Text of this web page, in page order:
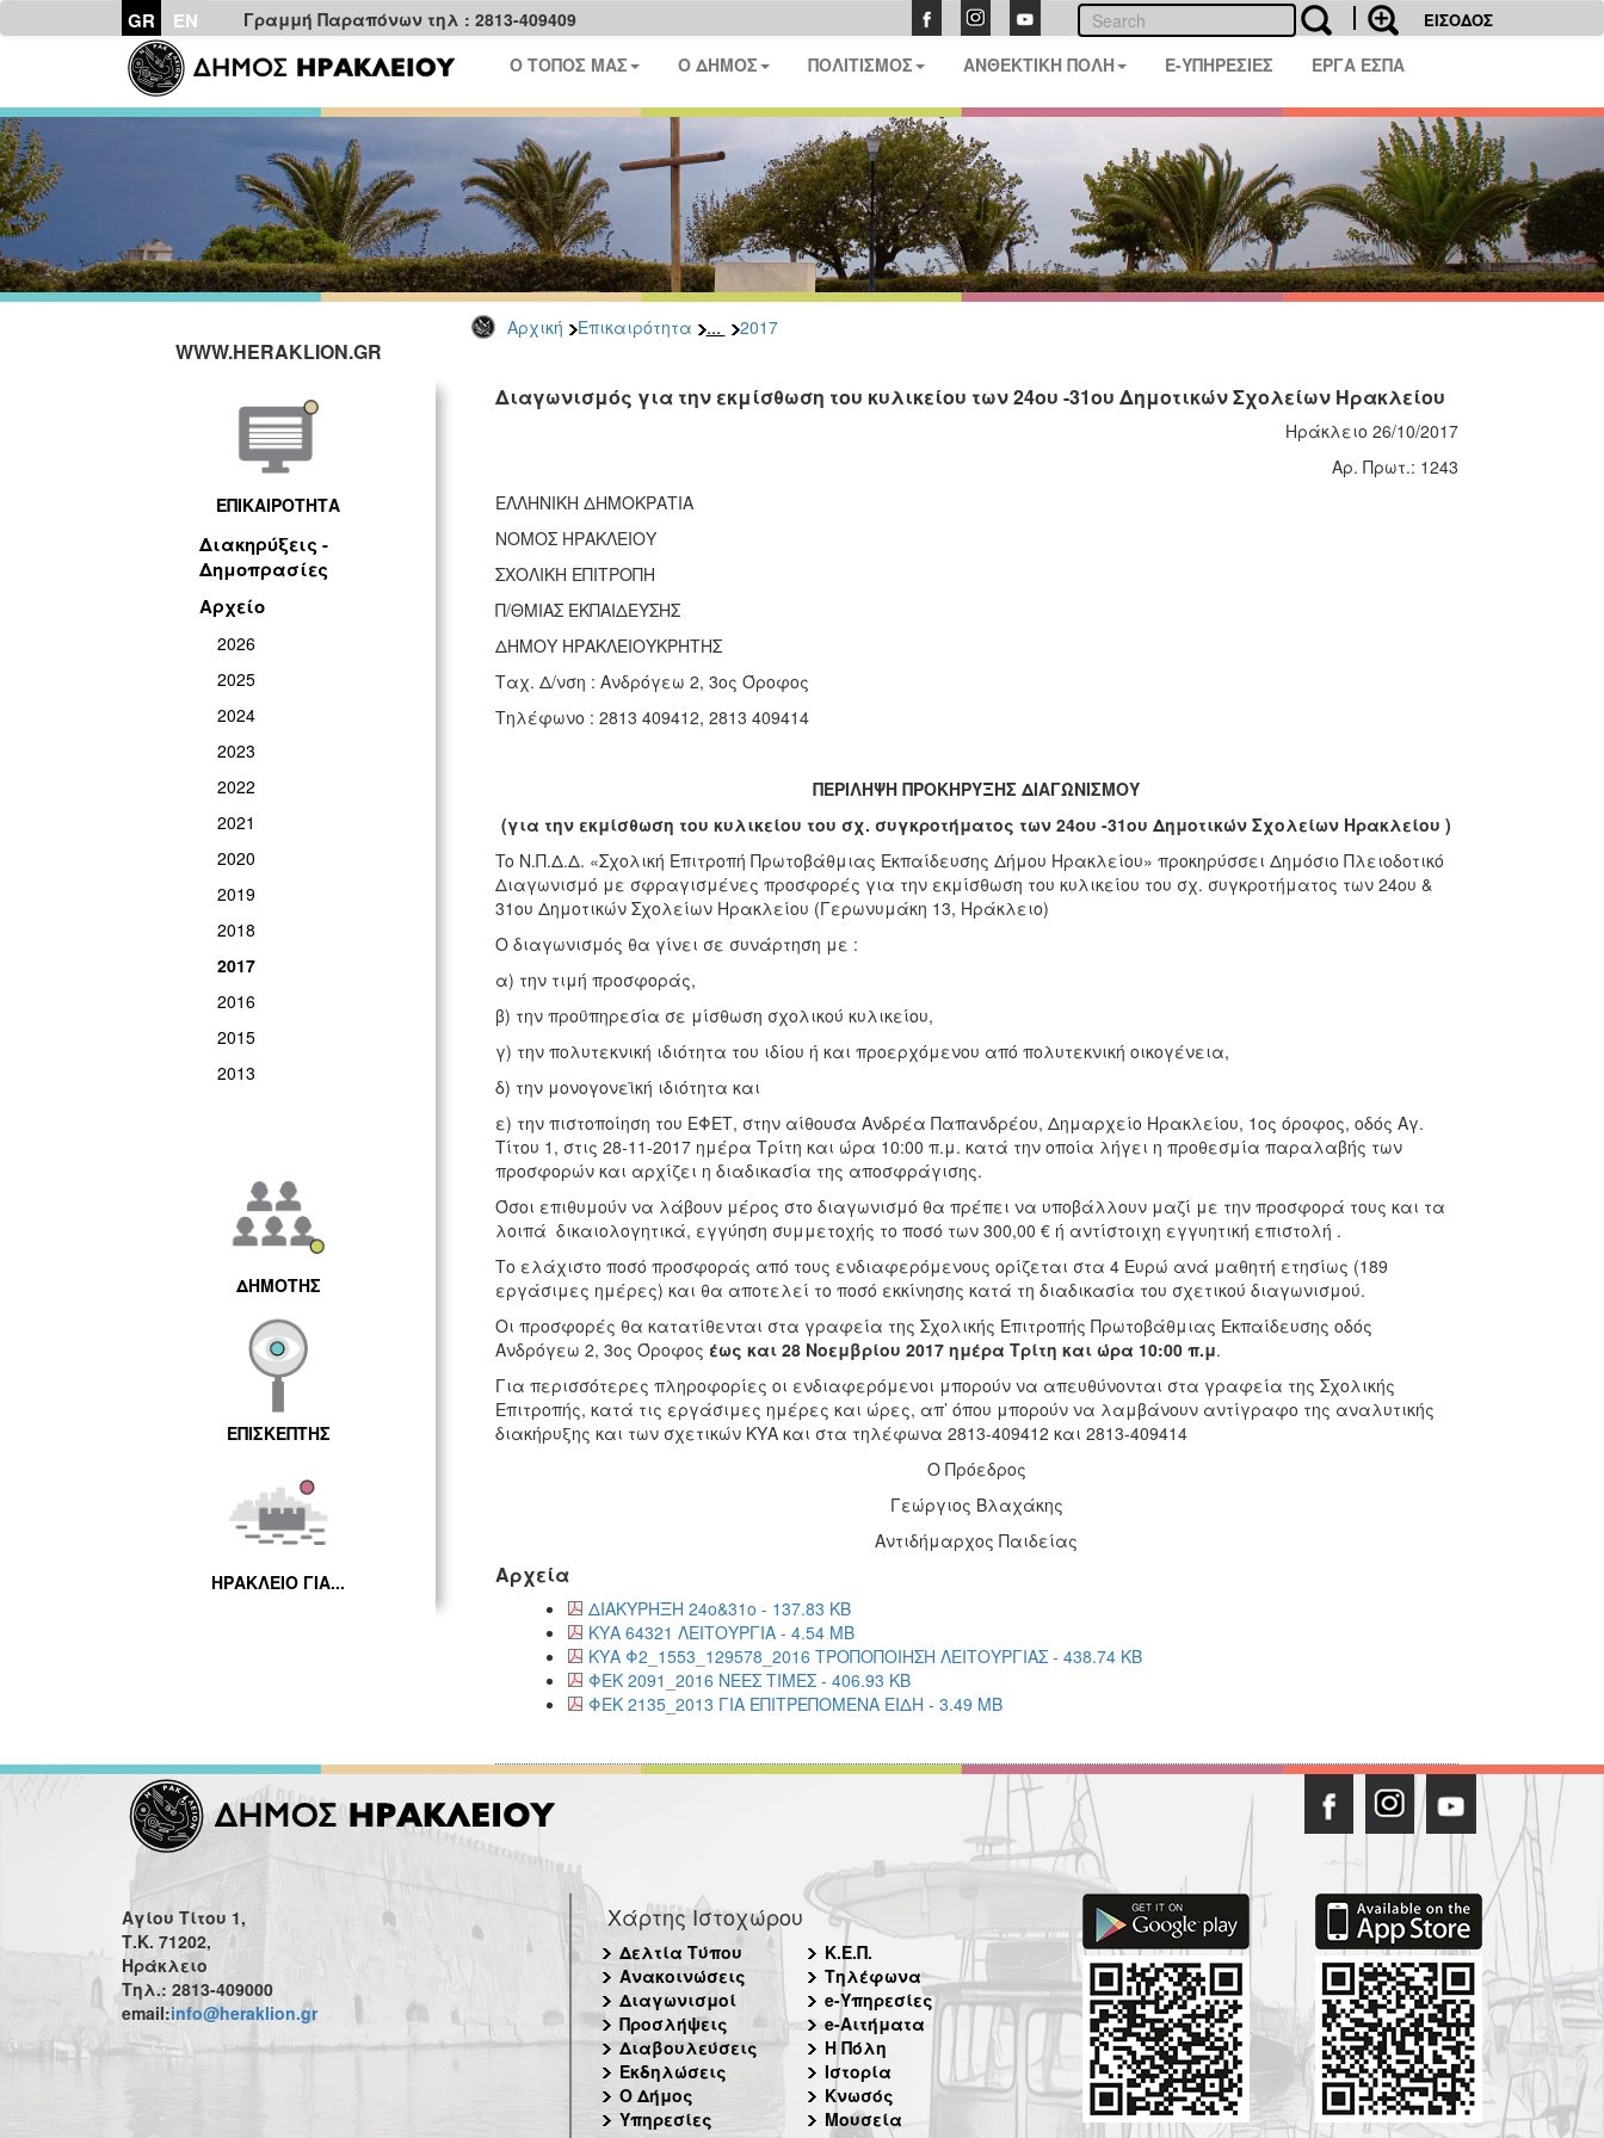
GR EN Γραμμή Παραπόνων τηλ : 2813-409409 ΕΙΣΟΔΟΣ
Ο ΤΟΠΟΣ ΜΑΣ Ο ΔΗΜΟΣ ΠΟΛΙΤΙΣΜΟΣ ΑΝΘΕΚΤΙΚΗ ΠΟΛΗ E-ΥΠΗΡΕΣΙΕΣ ΕΡΓΑ ΕΣΠΑ
Αρχική Επικαιρότητα ... 2017
WWW.HERAKLION.GR
ΕΠΙΚΑΙΡΟΤΗΤΑ
Διακηρύξεις -
Δημοπρασίες
Αρχείο
2026
2025
2024
2023
2022
2021
2020
2019
2018
2017
2016
2015
2013
ΔΗΜΟΤΗΣ
ΕΠΙΣΚΕΠΤΗΣ
ΗΡΑΚΛΕΙΟ ΓΙΑ...
Διαγωνισμός για την εκμίσθωση του κυλικείου των 24ου -31ου Δημοτικών Σχολείων Ηρακλείου
Ηράκλειο 26/10/2017
Αρ. Πρωτ.: 1243
ΕΛΛΗΝΙΚΗ ΔΗΜΟΚΡΑΤΙΑ
ΝΟΜΟΣ ΗΡΑΚΛΕΙΟΥ
ΣΧΟΛΙΚΗ ΕΠΙΤΡΟΠΗ
Π/ΘΜΙΑΣ ΕΚΠΑΙΔΕΥΣΗΣ
ΔΗΜΟΥ ΗΡΑΚΛΕΙΟΥΚΡΗΤΗΣ
Ταχ. Δ/νση : Ανδρόγεω 2, 3ος Όροφος
Τηλέφωνο : 2813 409412, 2813 409414
ΠΕΡΙΛΗΨΗ ΠΡΟΚΗΡΥΞΗΣ ΔΙΑΓΩΝΙΣΜΟΥ
(για την εκμίσθωση του κυλικείου του σχ. συγκροτήματος των 24ου -31ου Δημοτικών Σχολείων Ηρακλείου )
To Ν.Π.Δ.Δ. «Σχολική Επιτροπή Πρωτοβάθμιας Εκπαίδευσης Δήμου Ηρακλείου» προκηρύσσει Δημόσιο Πλειοδοτικό
Διαγωνισμό με σφραγισμένες προσφορές για την εκμίσθωση του κυλικείου του σχ. συγκροτήματος των 24ου &
31ου Δημοτικών Σχολείων Ηρακλείου (Γερωνυμάκη 13, Ηράκλειο)
Ο διαγωνισμός θα γίνει σε συνάρτηση με :
α) την τιμή προσφοράς,
β) την προϋπηρεσία σε μίσθωση σχολικού κυλικείου,
γ) την πολυτεκνική ιδιότητα του ιδίου ή και προερχόμενου από πολυτεκνική οικογένεια,
δ) την μονογονεϊκή ιδιότητα και
ε) την πιστοποίηση του ΕΦΕΤ, στην αίθουσα Ανδρέα Παπανδρέου, Δημαρχείο Ηρακλείου, 1ος όροφος, οδός Αγ.
Τίτου 1, στις 28-11-2017 ημέρα Τρίτη και ώρα 10:00 π.μ. κατά την οποία λήγει η προθεσμία παραλαβής των
προσφορών και αρχίζει η διαδικασία της αποσφράγισης.
Όσοι επιθυμούν να λάβουν μέρος στο διαγωνισμό θα πρέπει να υποβάλλουν μαζί με την προσφορά τους και τα
λοιπά δικαιολογητικά, εγγύηση συμμετοχής το ποσό των 300,00 € ή αντίστοιχη εγγυητική επιστολή .
Το ελάχιστο ποσό προσφοράς από τους ενδιαφερόμενους ορίζεται στα 4 Ευρώ ανά μαθητή ετησίως (189
εργάσιμες ημέρες) και θα αποτελεί το ποσό εκκίνησης κατά τη διαδικασία του σχετικού διαγωνισμού.
Οι προσφορές θα κατατίθενται στα γραφεία της Σχολικής Επιτροπής Πρωτοβάθμιας Εκπαίδευσης οδός
Ανδρόγεω 2, 3ος Όροφος έως και 28 Νοεμβρίου 2017 ημέρα Τρίτη και ώρα 10:00 π.μ.
Για περισσότερες πληροφορίες οι ενδιαφερόμενοι μπορούν να απευθύνονται στα γραφεία της Σχολικής
Επιτροπής, κατά τις εργάσιμες ημέρες και ώρες, απ’ όπου μπορούν να λαμβάνουν αντίγραφο της αναλυτικής
διακήρυξης και των σχετικών ΚΥΑ και στα τηλέφωνα 2813-409412 και 2813-409414
Ο Πρόεδρος
Γεώργιος Βλαχάκης
Αντιδήμαρχος Παιδείας
Αρχεία
ΔΙΑΚΥΡΗΞΗ 24ο&31ο - 137.83 KB
ΚΥΑ 64321 ΛΕΙΤΟΥΡΓΙΑ - 4.54 MB
ΚΥΑ Φ2_1553_129578_2016 ΤΡΟΠΟΠΟΙΗΣΗ ΛΕΙΤΟΥΡΓΙΑΣ - 438.74 KB
ΦΕΚ 2091_2016 ΝΕΕΣ ΤΙΜΕΣ - 406.93 KB
ΦΕΚ 2135_2013 ΓΙΑ ΕΠΙΤΡΕΠΟΜΕΝΑ ΕΙΔΗ - 3.49 MB
Αγίου Τίτου 1,
Τ.Κ. 71202,
Ηράκλειο
Τηλ.: 2813-409000
email:info@heraklion.gr
Χάρτης Ιστοχώρου
Δελτία Τύπου
Ανακοινώσεις
Διαγωνισμοί
Προσλήψεις
Διαβουλεύσεις
Εκδηλώσεις
Ο Δήμος
Υπηρεσίες
Κ.Ε.Π.
Τηλέφωνα
e-Υπηρεσίες
e-Αιτήματα
Η Πόλη
Ιστορία
Κνωσός
Μουσεία